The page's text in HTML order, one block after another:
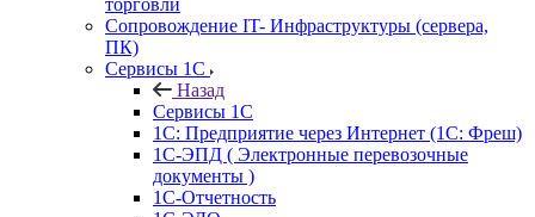
торговли
Сопровождение IT- Инфраструктуры (сервера,
ПК)
Сервисы 1С
Назад
Сервисы 1С
1С: Предприятие через Интернет (1С: Фреш)
1С-ЭПД ( Электронные перевозочные
документы )
1С-Отчетность